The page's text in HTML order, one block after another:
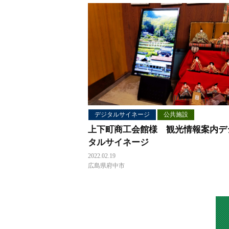
デジタルサイネージ 公共施設
上下町商工会館様 観光情報案内デ
タルサイネージ
2022.02.19
広島県府中市